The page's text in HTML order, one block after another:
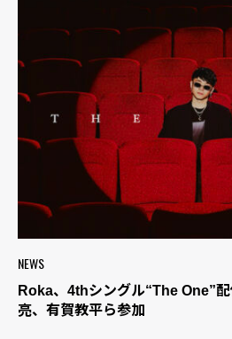
NEWS
Roka、4thシングル“The One”
亮、有賀教平ら参加